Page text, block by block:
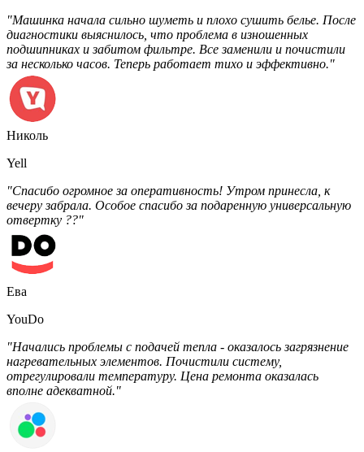
"Машинка начала сильно шуметь и плохо сушить белье. После
диагностики выяснилось, что проблема в изношенных
подшипниках и забитом фильтре. Все заменили и почистили
за несколько часов. Теперь работает тихо и эффективно."
Николь
Yell
"Спасибо огромное за оперативность! Утром принесла, к
вечеру забрала. Особое спасибо за подаренную универсальную
отвертку ??"
Ева
YouDo
"Начались проблемы с подачей тепла - оказалось загрязнение
нагревательных элементов. Почистили систему,
отрегулировали температуру. Цена ремонта оказалась
вполне адекватной."